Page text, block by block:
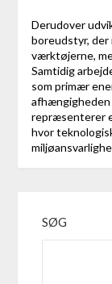
Derudover
boreudstyr,
værktøjerne,
Samtidig
som primær
repræsenterer
hvor
SØG